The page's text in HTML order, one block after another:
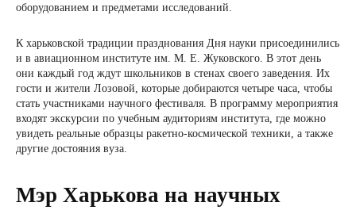
оборудованием и предметами исследований.
К харьковской традиции празднования Дня науки присоединились
и в авиационном институте им. М. Е. Жуковского. В этот день
они каждый год ждут школьников в стенах своего заведения. Их
гости и жители Лозовой, которые добираются четыре часа, чтобы
стать участниками научного фестиваля. В программу мероприятия
входят экскурсии по учебным аудиториям института, где можно
увидеть реальные образцы ракетно-космической техники, а также
другие достояния вуза.
Мэр Харькова на научных